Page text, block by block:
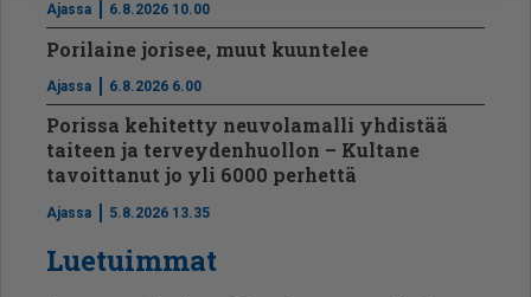
Ajassa 6.8.2026 10.00
Porilaine jorisee, muut kuuntelee
Ajassa 6.8.2026 6.00
Porissa kehitetty neuvolamalli yhdistää
taiteen ja terveydenhuollon – Kultane
tavoittanut jo yli 6000 perhettä
Ajassa 5.8.2026 13.35
Luetuimmat